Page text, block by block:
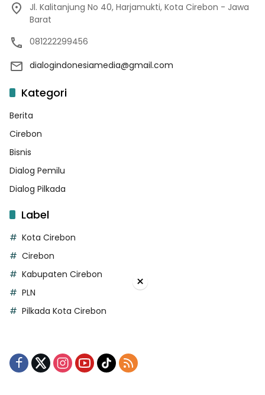
Jl. Kalitanjung No 40, Harjamukti, Kota Cirebon - Jawa
Barat
081222299456
dialogindonesiamedia@gmail.com
Kategori
Berita
Cirebon
Bisnis
Dialog Pemilu
Dialog Pilkada
Label
Kota Cirebon
Cirebon
Kabupaten Cirebon
PLN
Pilkada Kota Cirebon
×